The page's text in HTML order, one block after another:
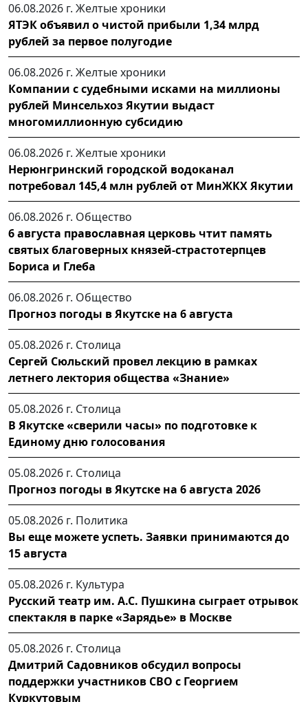
06.08.2026 г. Желтые хроники
ЯТЭК объявил о чистой прибыли 1,34 млрд
рублей за первое полугодие
06.08.2026 г. Желтые хроники
Компании с судебными исками на миллионы
рублей Минсельхоз Якутии выдаст
многомиллионную субсидию
06.08.2026 г. Желтые хроники
Нерюнгринский городской водоканал
потребовал 145,4 млн рублей от МинЖКХ Якутии
06.08.2026 г. Общество
6 августа православная церковь чтит память
святых благоверных князей-страстотерпцев
Бориса и Глеба
06.08.2026 г. Общество
Прогноз погоды в Якутске на 6 августа
05.08.2026 г. Столица
Сергей Сюльский провел лекцию в рамках
летнего лектория общества «Знание»
05.08.2026 г. Столица
В Якутске «сверили часы» по подготовке к
Единому дню голосования
05.08.2026 г. Столица
Прогноз погоды в Якутске на 6 августа 2026
05.08.2026 г. Политика
Вы еще можете успеть. Заявки принимаются до
15 августа
05.08.2026 г. Культура
Русский театр им. А.С. Пушкина сыграет отрывок
спектакля в парке «Зарядье» в Москве
05.08.2026 г. Столица
Дмитрий Садовников обсудил вопросы
поддержки участников СВО с Георгием
Куркутовым